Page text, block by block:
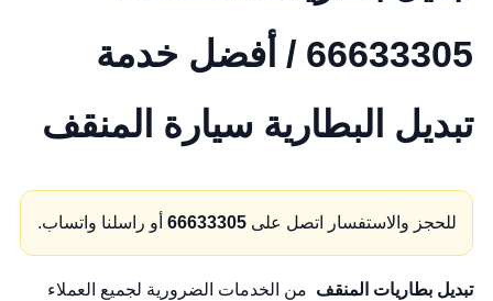
66633305 / أفضل خدمة
تبديل البطارية سيارة المنقف
للحجز والاستفسار اتصل على 66633305أو راسلنا واتساب.
تبديل بطاريات المنقف من الخدمات الضرورية لجميع العملاء